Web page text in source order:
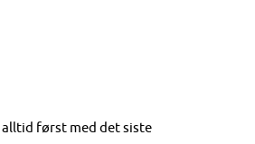
først med det siste